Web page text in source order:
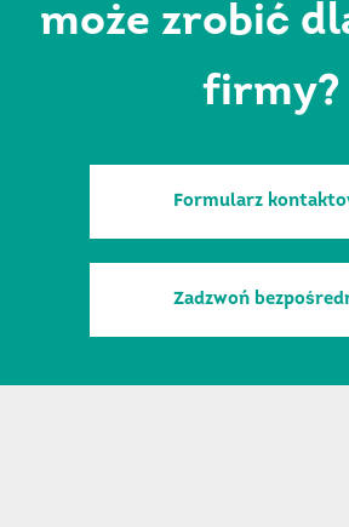
może zrobić
firmy?
Formularz
Zadzwoń